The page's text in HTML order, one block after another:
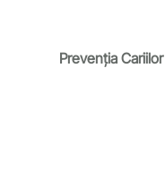
Prevenția Cariilor